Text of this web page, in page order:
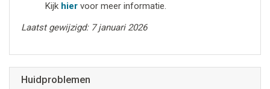
Kijk hiervoor meer informatie.
Laatst gewijzigd: 7 januari 2026
Huidproblemen